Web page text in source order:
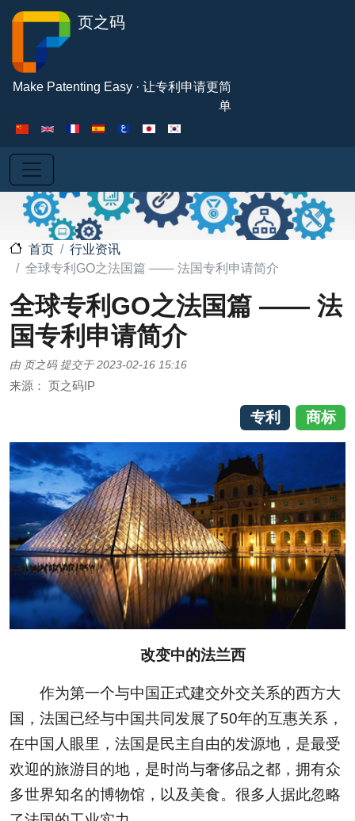
页之码
Make Patenting Easy · 让专利申请更简
单
首页
行业资讯
全球专利GO之法国篇 —— 法国专利申请简介
全球专利GO之法国篇 —— 法
国专利申请简介
由 页之码 提交于 2023-02-16 15:16
来源： 页之码IP
专利 商标
改变中的法兰西
作为第一个与中国正式建交外交关系的西方大
国，法国已经与中国共同发展了50年的互惠关系，
在中国人眼里，法国是民主自由的发源地，是最受
欢迎的旅游目的地，是时尚与奢侈品之都，拥有众
多世界知名的博物馆，以及美食。很多人据此忽略